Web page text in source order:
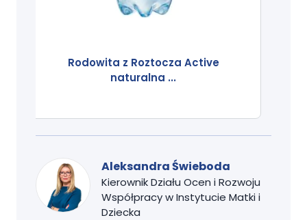
Rodowita z Roztocza Active
naturalna ...
Aleksandra Świeboda
Kierownik Działu Ocen i Rozwoju
Współpracy w Instytucie Matki i
Dziecka